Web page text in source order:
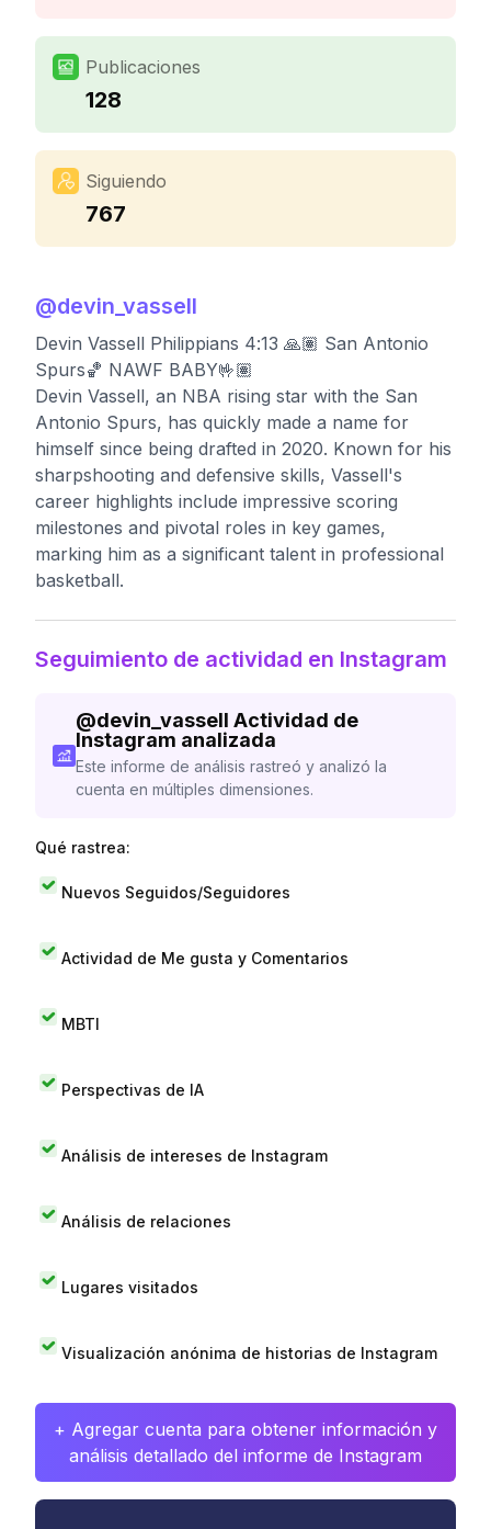
Publicaciones
128
Siguiendo
767
@devin_vassell
Devin Vassell Philippians 4:13 🙏🏽 San Antonio
Spurs🏀 NAWF BABY🤟🏽
Devin Vassell, an NBA rising star with the San
Antonio Spurs, has quickly made a name for
himself since being drafted in 2020. Known for his
sharpshooting and defensive skills, Vassell's
career highlights include impressive scoring
milestones and pivotal roles in key games,
marking him as a significant talent in professional
basketball.
Seguimiento de actividad en Instagram
@devin_vassell Actividad de
Instagram analizada
Este informe de análisis rastreó y analizó la
cuenta en múltiples dimensiones.
Qué rastrea:
Nuevos Seguidos/Seguidores
Actividad de Me gusta y Comentarios
MBTI
Perspectivas de IA
Análisis de intereses de Instagram
Análisis de relaciones
Lugares visitados
Visualización anónima de historias de Instagram
+ Agregar cuenta para obtener información y
análisis detallado del informe de Instagram